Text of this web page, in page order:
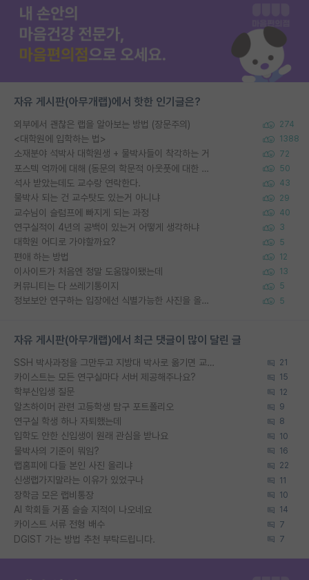
자유 게시판(아무개랩)에서 핫한 인기글은?
외부에서 괜찮은 랩을 알아보는 방법 (장문주의) 274
<대학원에 입학하는 법> 1388
소재분야 석박사 대학원생 + 물박사들이 착각하는 거 72
포스텍 억까에 대해 (동문의 학문적 아웃풋에 대한 반박) 50
석사 받았는데도 교수랑 연락한다. 43
물박사 되는 건 교수탓도 있는거 아니냐 29
교수님이 슬럼프에 빠지게 되는 과정 40
연구실적이 4년의 공백이 있는거 어떻게 생각하냐 3
대학원 어디로 가야할까요? 5
편애 하는 방법 12
이사이트가 처음엔 정말 도움많이됐는데 13
커뮤니티는 다 쓰레기통이지 5
정보보안 연구하는 입장에선 식별가능한 사진을 올리는건 비추이긴함 5
자유 게시판(아무개랩)에서 최근 댓글이 많이 달린 글
SSH 박사과정을 그만두고 지방대 박사로 옮기면 교수의 꿈은 끝일까요? 21
카이스트는 모든 연구실마다 서버 제공해주나요? 15
학부신입생 질문 12
알츠하이머 관련 고등학생 탐구 포트폴리오 9
연구실 학생 하나 자퇴했는데 8
입학도 안한 신입생이 원래 관심을 받나요 10
물박사의 기준이 뭐임? 16
랩홈피에 다들 본인 사진 올리냐 22
신생랩가지말라는 이유가 있었구나 11
장학금 모은 랩비통장 10
AI 학회들 거품 슬슬 지적이 나오네요 14
카이스트 서류 전형 배수 7
DGIST 가는 방법 추천 부탁드립니다. 7